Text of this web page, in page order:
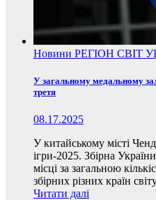
Новини РЕГІОН СВІТ
У загальному медальному
третя
08.17.2025
У китайському місті
ігри-2025. Збірна
місці за загальною
збірних різних країн
Читати далі